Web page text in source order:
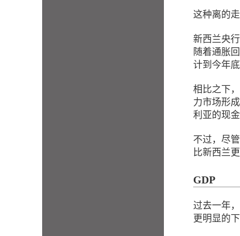
这种离的
新西兰央
随着通胀
计到今年
相比之下
力市场形
利亚的现
不过，尽
比新西兰
GDP
过去一年
更明显的下